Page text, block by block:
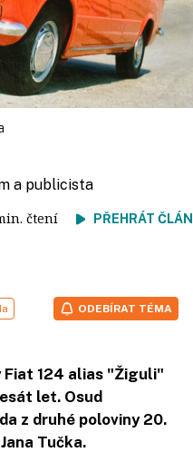
a publicista
čtení PŘEHRÁT
ODEBÍRAT TÉMA
Fiat 124 alias "Žiguli"
let. Osud
z druhé poloviny 20.
Tučka.